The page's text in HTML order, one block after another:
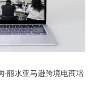
-丽水亚马逊跨境电商培